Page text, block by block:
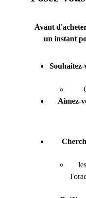
Avant
un instant
Aimez-